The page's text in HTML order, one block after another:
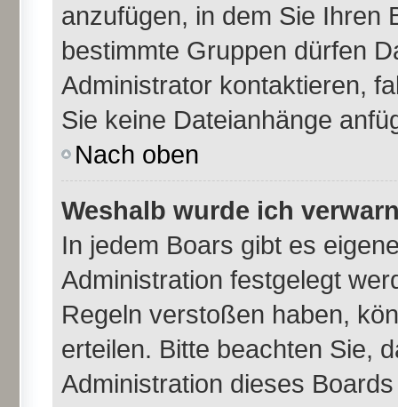
anzufügen, in dem Sie Ihren
bestimmte Gruppen dürfen
Administrator kontaktieren,
Sie keine Dateianhänge
Nach oben
Weshalb wurde ich
In jedem Boars gibt es
Administration festgelegt
Regeln verstoßen haben,
erteilen. Bitte beachten Sie,
Administration dieses